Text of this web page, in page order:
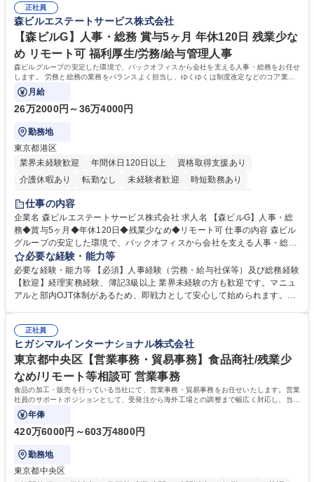
正社員
森ビルエステートサービス株式会社
【森ビルG】人事・総務 賞与5ヶ月 年休120日 残業少な
め リモート可 福利厚生/労務/給与管理人事
森ビルグループの安定した環境で、バックオフィスから会社を支える人事・総務をお任せ
します。 労務と総務の業務をバランスよく担当し、ゆくゆくは制度改定などのコア業務
にも挑戦できる、やりがいある環境です。
月給
26万2000円～36万4000円
勤務地
東京都港区
業界未経験歓迎
年間休日120日以上
資格取得支援あり
介護休暇あり
転勤なし 未経験者歓迎
時短勤務あり
経験者歓迎
完全週休2日制
交通費支給 長期歓迎 駅近5分以内 土日祝休み
仕事の内容
企業名 森ビルエステートサービス株式会社 求人名 【森ビルG】人事・総
務◆賞与5ヶ月◆年休120日◆残業少なめ◆リモート可 仕事の内容 森ビル
グループの安定した環境で、バックオフィスから会社を支える人事・総務
をお任せします。 労務と総務の業務をバランスよく担当し、ゆくゆくは制
度改定などのコア業務にも挑戦できる、やりがいある環境です。 ■勤怠管
理、給与計算、社会保険手続き、年末調整等の労務管理全般 ■入退社手続
き、社内規定の改定や人事制度改定などのコア業務 ■社内イベントの企画
でも質問・相談できる環境が整っているため、安心して成長できます。 募
集職種 【森ビルG】人事・総務◆賞与5ヶ月◆年休120日◆残業少なめ◆
リモート可
必要な経験・能力等
必要な経験・能力等 【必須】人事経験（労務・給与社保等）及び総務経験
【歓迎】経理実務経験、簿記3級以上 業界未経験の方も歓迎です。マニュ
アルと部内OJT体制があるため、即戦力として安心して始められます。
務に挑戦できるため、自身の成長と組織への貢献度をダイレクトに実感で
きます。 残業少なめ、週1日リモート可など、ワークライフバランスを保
ち長期活躍できる環境です。 「これまでの幅広い経験を活かし、長期的な
キャリアを築きたい」という前向きな意欲と挑戦を全力で応援します。 学
歴・資格 学歴：大学院 大学 高専 短大 専修学校 高校 語学力： 資格：日商
簿記検定1級 日商簿記検定2級 日商簿記検定3級
正社員
ヒガシマルインターナショナル株式会社
東京都中央区【営業事務・貿易事務】食品商社/残業少
なめ/リモート等相談可 営業事務
食品の加工・販売を行っている当社にて、営業事務・貿易事務をお任せいたします。営業
社員のサポートポジションとして、受発注から海外工場との調整まで幅広く対応し、当社
事業の根幹を支えていただきます。
年俸
420万6000円～603万4800円
勤務地
東京都中央区